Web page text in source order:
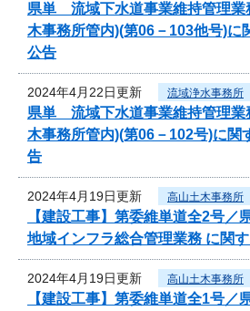
県単 流域下水道事業維持管理業
木事務所管内)(第06－103他号)に
公告
2024年4月22日更新 流域浄水事務所
県単 流域下水道事業維持管理業
木事務所管内)(第06－102号)に関
告
2024年4月19日更新 高山土木事務所
【建設工事】第委維単道全2号
地域インフラ総合管理業務 に関
2024年4月19日更新 高山土木事務所
【建設工事】第委維単道全1号